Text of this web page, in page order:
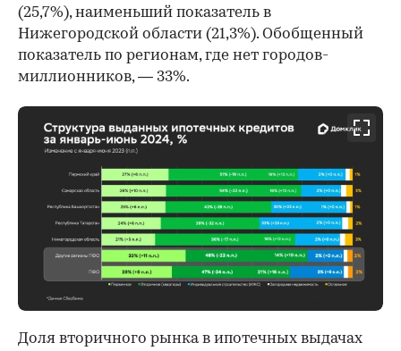
(25,7%), наименьший показатель в
Нижегородской области (21,3%). Обобщенный
показатель по регионам, где нет городов-
миллионников, — 33%.
Доля вторичного рынка в ипотечных выдачах